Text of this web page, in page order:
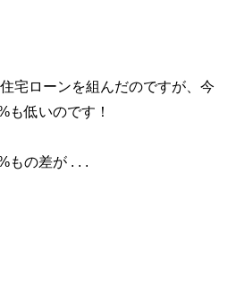
宅ローンを組んだのですが、今
も低いのです！
もの差が . . .